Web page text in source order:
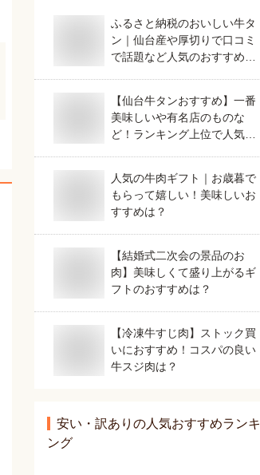
ふるさと納税のおいしい牛タ
ン｜仙台産や厚切りで口コミ
で話題など人気のおすすめ
【仙台牛タンおすすめ】一番
美味しいや有名店のものな
ど！ランキング上位で人気の
人気の牛肉ギフト｜お歳暮で
もらって嬉しい！美味しいお
すすめは？
【結婚式二次会の景品のお
肉】美味しくて盛り上がるギ
フトのおすすめは？
【冷凍牛すじ肉】ストック買
いにおすすめ！コスパの良い
牛スジ肉は？
安い・訳あり の人気おすすめランキ
ング